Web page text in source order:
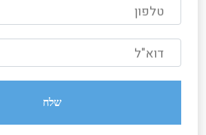
טלפון
דוא"ל
שלח